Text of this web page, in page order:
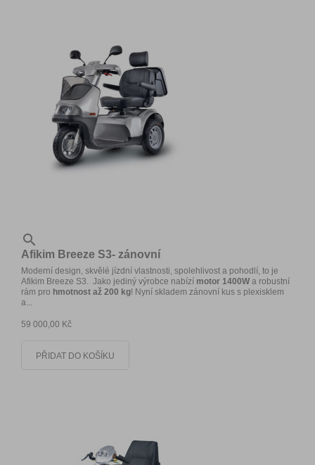

Afikim Breeze S3- zánovní
Moderní design, skvělé jízdní vlastnosti, spolehlivost a pohodlí, to je
Afikim Breeze S3. Jako jediný výrobce nabízí motor 1400W a robustní
rám pro hmotnost až 200 kg! Nyní skladem zánovní kus s plexisklem
a...
59 000,00 Kč
PŘIDAT DO KOŠÍKU